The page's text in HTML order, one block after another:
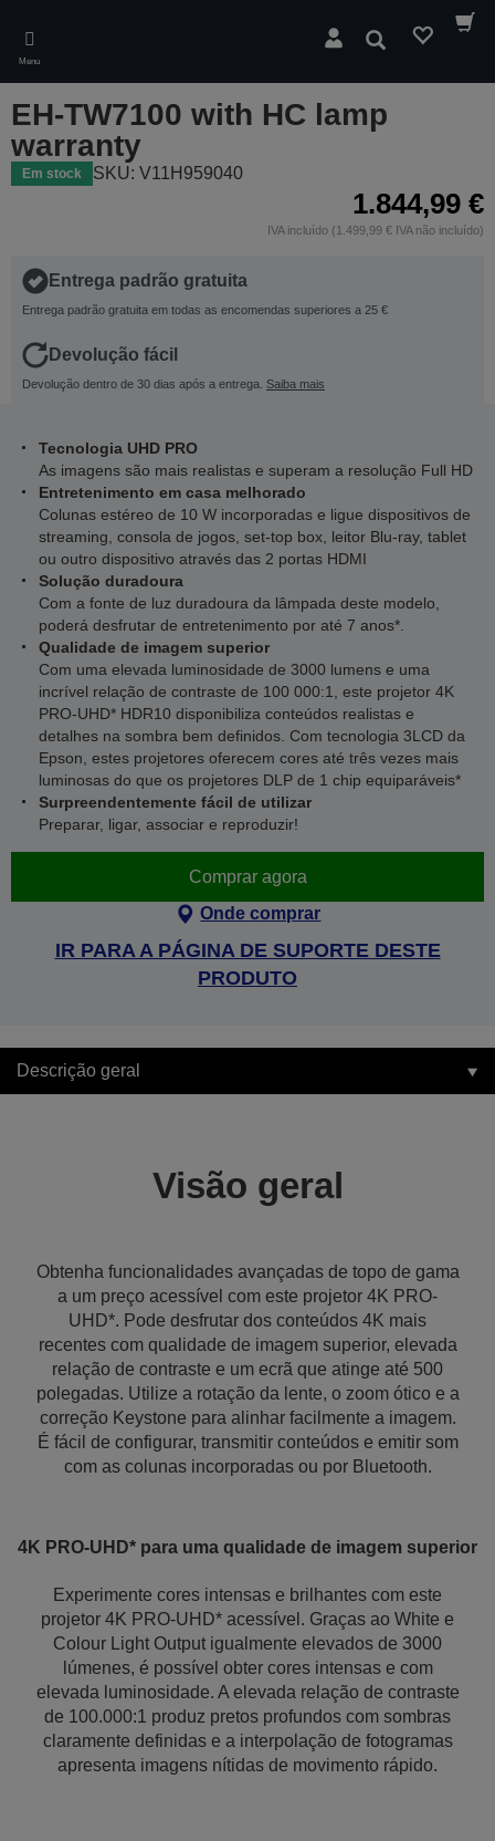
main
content
Menu
Pesquisar
EH-TW7100 with HC lamp
warranty
Em stock SKU: V11H959040
1.844,99 €
IVA incluído (1.499,99 € IVA não incluído)
Entrega padrão gratuita
Entrega padrão gratuita em todas as encomendas superiores a 25 €
Devolução fácil
Devolução dentro de 30 dias após a entrega. Saiba mais
Tecnologia UHD PRO
As imagens são mais realistas e superam a resolução Full HD
Entretenimento em casa melhorado
Colunas estéreo de 10 W incorporadas e ligue dispositivos de
streaming, consola de jogos, set-top box, leitor Blu-ray, tablet
ou outro dispositivo através das 2 portas HDMI
Solução duradoura
Com a fonte de luz duradoura da lâmpada deste modelo,
poderá desfrutar de entretenimento por até 7 anos*.
Qualidade de imagem superior
Com uma elevada luminosidade de 3000 lumens e uma
incrível relação de contraste de 100 000:1, este projetor 4K
PRO-UHD* HDR10 disponibiliza conteúdos realistas e
detalhes na sombra bem definidos. Com tecnologia 3LCD da
Epson, estes projetores oferecem cores até três vezes mais
luminosas do que os projetores DLP de 1 chip equiparáveis*
Surpreendentemente fácil de utilizar
Preparar, ligar, associar e reproduzir!
Comprar agora
Onde comprar
IR PARA A PÁGINA DE SUPORTE DESTE
PRODUTO
Descrição geral
Visão geral
Obtenha funcionalidades avançadas de topo de gama
a um preço acessível com este projetor 4K PRO-
UHD*. Pode desfrutar dos conteúdos 4K mais
recentes com qualidade de imagem superior, elevada
relação de contraste e um ecrã que atinge até 500
polegadas. Utilize a rotação da lente, o zoom ótico e a
correção Keystone para alinhar facilmente a imagem.
É fácil de configurar, transmitir conteúdos e emitir som
com as colunas incorporadas ou por Bluetooth.
4K PRO-UHD* para uma qualidade de imagem superior
Experimente cores intensas e brilhantes com este
projetor 4K PRO-UHD* acessível. Graças ao White e
Colour Light Output igualmente elevados de 3000
lúmenes, é possível obter cores intensas e com
elevada luminosidade. A elevada relação de contraste
de 100.000:1 produz pretos profundos com sombras
claramente definidas e a interpolação de fotogramas
apresenta imagens nítidas de movimento rápido.